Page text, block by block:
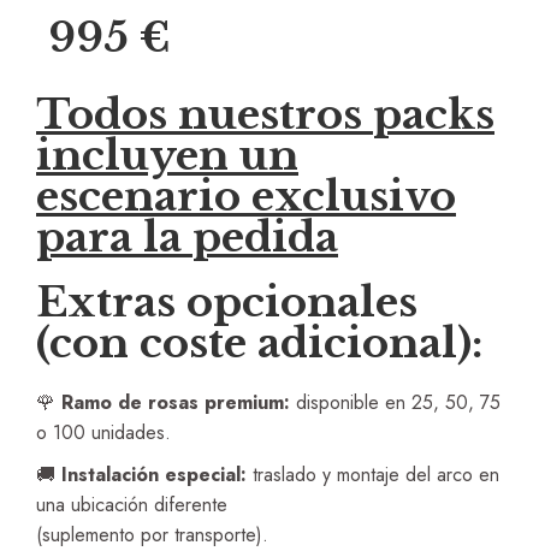
995 €
Todos nuestros packs
incluyen un
escenario exclusivo
para la pedida
Extras opcionales
(con coste adicional):
🌹 Ramo de rosas premium: disponible en 25, 50, 75
o 100 unidades.
🚚 Instalación especial: traslado y montaje del arco en
una ubicación diferente
(suplemento por transporte).